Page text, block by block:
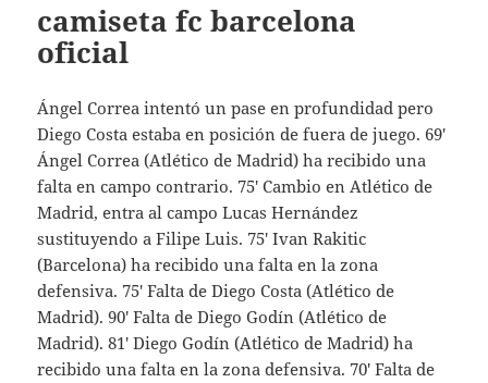
camiseta fc barcelona
oficial
Ángel Correa intentó un pase en profundidad pero
Diego Costa estaba en posición de fuera de juego. 69′
Ángel Correa (Atlético de Madrid) ha recibido una
falta en campo contrario. 75′ Cambio en Atlético de
Madrid, entra al campo Lucas Hernández
sustituyendo a Filipe Luis. 75′ Ivan Rakitic
(Barcelona) ha recibido una falta en la zona
defensiva. 75′ Falta de Diego Costa (Atlético de
Madrid). 90′ Falta de Diego Godín (Atlético de
Madrid). 81′ Diego Godín (Atlético de Madrid) ha
recibido una falta en la zona defensiva. 70′ Falta de